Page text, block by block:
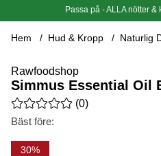
Passa på - ALLA nötter
Hem Hud & Kropp Naturlig
Rawfoodshop
Simmus Essential Oil
Medelbetyg 0 av 5 Antal betyg 0
(0)
Bäst före:
30
Produktbilder Simmus Essential